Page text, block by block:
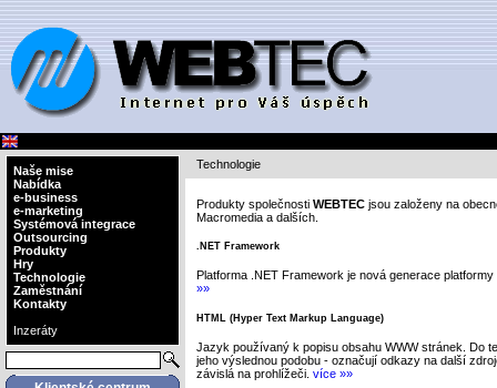
Naše mise
Nabídka
e-business
e-marketing
Systémová integrace
Outsourcing
Produkty
Hry
Technologie
Zaměstnání
Kontakty
Inzeráty
Technologie
Produkty společnosti WEBTEC jsou založeny na
Macromedia a dalších.
.NET Framework
Platforma .NET Framework je nová generace
»»
HTML (Hyper Text Markup Language)
Jazyk používaný k popisu obsahu WWW stránek. Do
jeho výslednou podobu - označují odkazy na další
závislá na prohlížeči. více »»